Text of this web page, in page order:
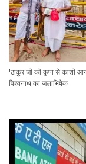
'ठाकुर जी की कृपा से काशी
विश्वनाथ का जलाभिषेक